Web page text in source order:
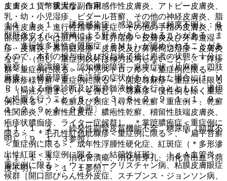
１１．１． 重大な副作用
１１．１．１． 誘発感染症、感染症増悪（頻度不明）：Ｂ
型肝炎ウイルス増殖による肝炎があらわれることがある。ま
た、進行性多巣性白質脳症（ＰＭＬ）が認められることがあ
るので、本剤の投与中及び投与終了後は患者の状態を十分に
観察し、意識障害、認知機能障害、麻痺症状（片麻痺、四肢
麻痺）、構音障害、失語等の症状があらわれた場合には、Ｍ
ＲＩによる画像診断及び脳脊髄液検査を行うとともに、適切
な処置を行うこと〔８．１．３、８．２、９．１．１、９．
１．２、９．１．９参照〕。
１１．１．２． 続発性副腎皮質機能不全、糖尿病（頻度不
明）〔９．１．３参照〕。
１１．１．３． 消化管潰瘍、消化管穿孔、消化管出血（頻
度不明）〔９．１．１参照〕。
皮膚炎、貨幣状湿疹、自家感作性皮膚炎、アトピー皮膚炎、
乳・幼・小児湿疹、ビダール苔癬、その他の神経皮膚炎、脂
漏性皮膚炎、進行性指掌角皮症、その他の手指の皮膚炎、陰
部湿疹あるいは肛門湿疹、耳介湿疹・皮膚炎及び外耳道湿
疹・皮膚炎、鼻前庭湿疹・皮膚炎及び鼻翼周辺湿疹・皮膚炎
など）（但し、重症例以外は極力投与しないこと）、＊痒疹
群＜重症例に限る＞（小児ストロフルス＜重症例に限る＞、
蕁麻疹様苔癬＜重症例に限る＞、固定蕁麻疹＜重症例に限る
＞（局注が望ましい）を含む）、蕁麻疹＜慢性例を除く重症
例に限る＞、＊乾癬及び類症［尋常性乾癬＜重症例＞、乾癬
性関節炎、乾癬性紅皮症、膿疱性乾癬、稽留性肢端皮膚炎、
疱疹状膿痂疹、ライター症候群］、＊掌蹠膿疱症＜重症例に
限る＞、＊毛孔性紅色粃糠疹＜重症例に限る＞、＊扁平苔癬
＜重症例に限る＞、成年性浮腫性硬化症、紅斑症（＊多形滲
出性紅斑＜重症例に限る＞、結節性紅斑）、ＩｇＡ血管炎＜
重症例に限る＞、ウェーバークリスチャン病、粘膜皮膚眼症
候群［開口部びらん性外皮症、スチブンス・ジョンソン病、